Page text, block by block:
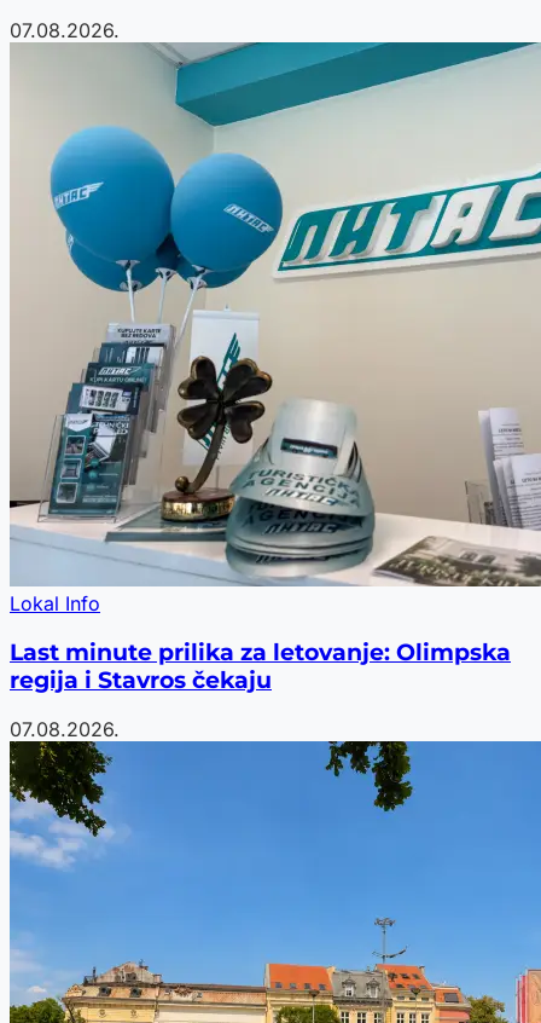
07.08.2026.
Lokal Info
Last minute prilika za letovanje: Olimpska
regija i Stavros čekaju
07.08.2026.